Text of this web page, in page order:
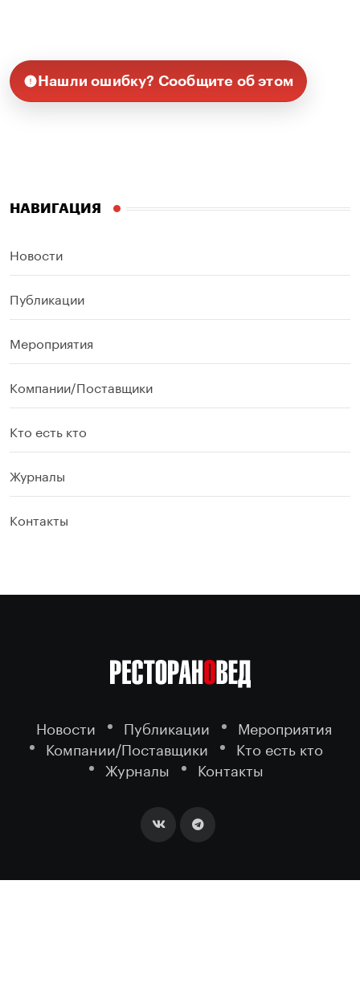
Нашли ошибку? Сообщите об этом
НАВИГАЦИЯ
Новости
Публикации
Мероприятия
Компании/Поставщики
Кто есть кто
Журналы
Контакты
Новости Публикации
Мероприятия
Компании/Поставщики
Кто есть кто
Журналы
Контакты